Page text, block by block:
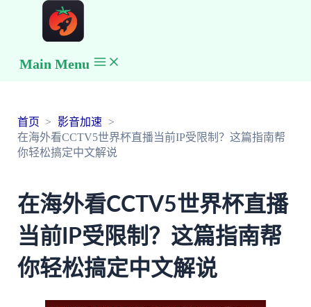
Main Menu
首页
影音加速
在海外看CCTV5世界杯直播当前IP受限制？这篇指南帮
你轻松搞定中文解说
在海外看CCTV5世界杯直播
当前IP受限制？这篇指南帮
你轻松搞定中文解说